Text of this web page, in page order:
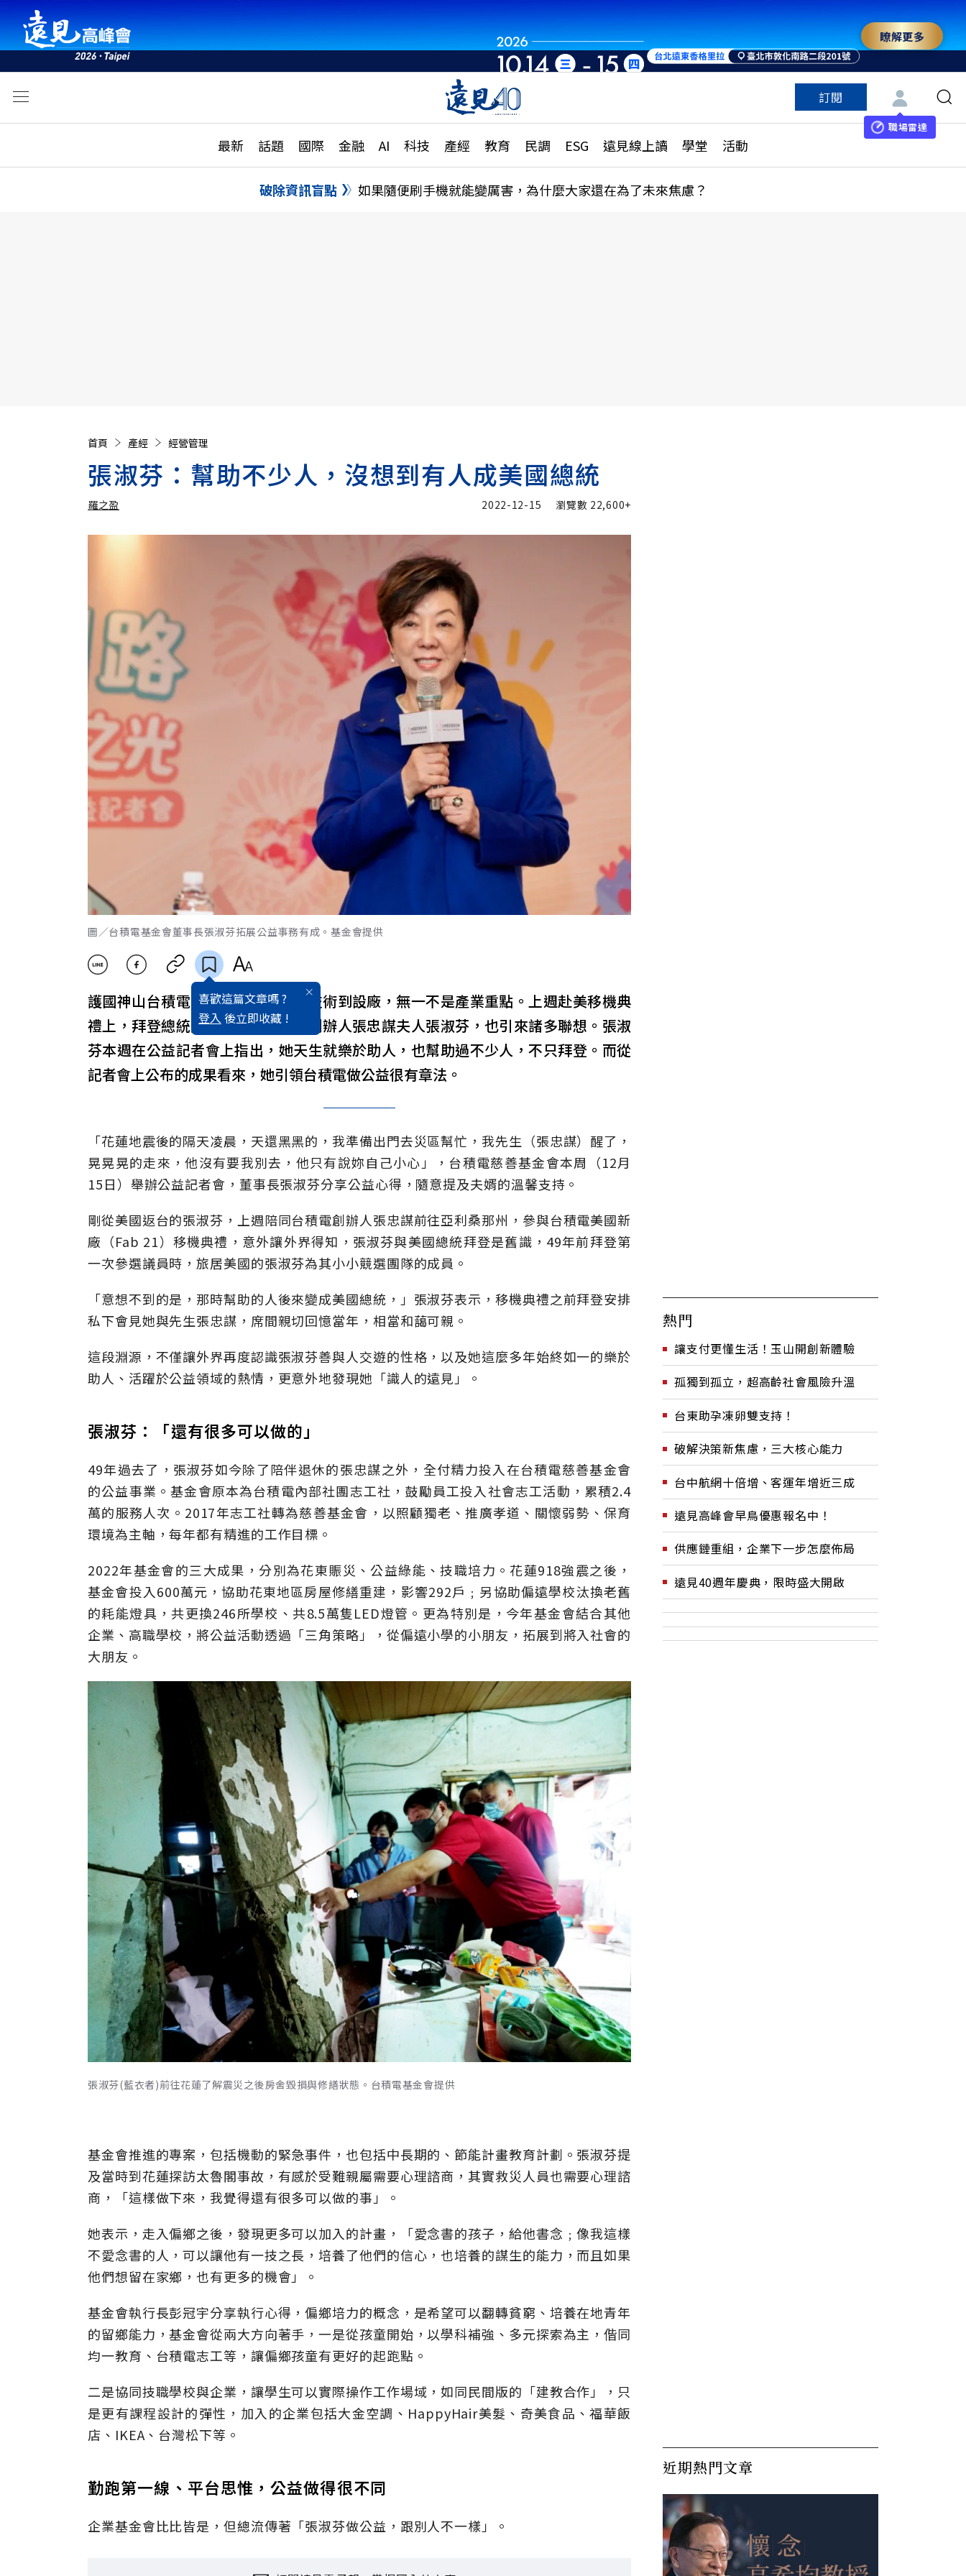
瞭解更多
訂閱
職場雷達
最新 話題 國際 金融 AI 科技 產經 教育 民調 ESG 遠見線上讀 學堂 活動
活動
話題
國際
特輯
大學升學、職涯攻略
縣市施政調查全解析
更多訂閱方案
特色頻道
破除資訊盲點 如果隨便刷手機就能變厲害，為什麼大家還在為了未來焦慮？
首頁 產經 經營管理
張淑芬：幫助不少人，沒想到有人成美國總統
羅之盈 2022-12-15 瀏覽數 22,600+
圖／台積電基金會董事長張淑芬拓展公益事務有成。基金會提供
喜歡這篇文章嗎 ?
登入 後立即收藏 !
護國神山台積電每天話題滿滿，從技術到設廠，無一不是產業重點。上週赴美移機典
禮上，拜登總統竟發言感謝台積電創辦人張忠謀夫人張淑芬，也引來諸多聯想。張淑
芬本週在公益記者會上指出，她天生就樂於助人，也幫助過不少人，不只拜登。而從
記者會上公布的成果看來，她引領台積電做公益很有章法。
「花蓮地震後的隔天凌晨，天還黑黑的，我準備出門去災區幫忙，我先生（張忠謀）醒了，
晃晃晃的走來，他沒有要我別去，他只有說妳自己小心」，台積電慈善基金會本周（12月
15日）舉辦公益記者會，董事長張淑芬分享公益心得，隨意提及夫婿的溫馨支持。
剛從美國返台的張淑芬，上週陪同台積電創辦人張忠謀前往亞利桑那州，參與台積電美國新
廠（Fab 21）移機典禮，意外讓外界得知，張淑芬與美國總統拜登是舊識，49年前拜登第
一次參選議員時，旅居美國的張淑芬為其小小競選團隊的成員。
「意想不到的是，那時幫助的人後來變成美國總統，」張淑芬表示，移機典禮之前拜登安排
私下會見她與先生張忠謀，席間親切回憶當年，相當和藹可親。
這段淵源，不僅讓外界再度認識張淑芬善與人交遊的性格，以及她這麼多年始終如一的樂於
助人、活躍於公益領域的熱情，更意外地發現她「識人的遠見」。
張淑芬：「還有很多可以做的」
49年過去了，張淑芬如今除了陪伴退休的張忠謀之外，全付精力投入在台積電慈善基金會
的公益事業。基金會原本為台積電內部社團志工社，鼓勵員工投入社會志工活動，累積2.4
萬的服務人次。2017年志工社轉為慈善基金會，以照顧獨老、推廣孝道、關懷弱勢、保育
環境為主軸，每年都有精進的工作目標。
2022年基金會的三大成果，分別為花東賑災、公益綠能、技職培力。花蓮918強震之後，
基金會投入600萬元，協助花東地區房屋修繕重建，影響292戶﹔另協助偏遠學校汰換老舊
的耗能燈具，共更換246所學校、共8.5萬隻LED燈管。更為特別是，今年基金會結合其他
企業、高職學校，將公益活動透過「三角策略」，從偏遠小學的小朋友，拓展到將入社會的
大朋友。
張淑芬(藍衣者)前往花蓮了解震災之後房舍毀損與修繕狀態。台積電基金會提供
基金會推進的專案，包括機動的緊急事件，也包括中長期的、節能計畫教育計劃。張淑芬提
及當時到花蓮探訪太魯閣事故，有感於受難親屬需要心理諮商，其實救災人員也需要心理諮
商，「這樣做下來，我覺得還有很多可以做的事」。
她表示，走入偏鄉之後，發現更多可以加入的計畫，「愛念書的孩子，給他書念﹔像我這樣
不愛念書的人，可以讓他有一技之長，培養了他們的信心，也培養的謀生的能力，而且如果
他們想留在家鄉，也有更多的機會」。
基金會執行長彭冠宇分享執行心得，偏鄉培力的概念，是希望可以翻轉貧窮、培養在地青年
的留鄉能力，基金會從兩大方向著手，一是從孩童開始，以學科補強、多元探索為主，偕同
均一教育、台積電志工等，讓偏鄉孩童有更好的起跑點。
二是協同技職學校與企業，讓學生可以實際操作工作場域，如同民間版的「建教合作」，只
是更有課程設計的彈性，加入的企業包括大金空調、HappyHair美髮、奇美食品、福華飯
店、IKEA、台灣松下等。
勤跑第一線、平台思惟，公益做得很不同
企業基金會比比皆是，但總流傳著「張淑芬做公益，跟別人不一樣」。
熱門
讓支付更懂生活！玉山開創新體驗
孤獨到孤立，超高齡社會風險升溫
台東助孕凍卵雙支持！
破解決策新焦慮，三大核心能力
台中航網十倍增、客運年增近三成
遠見高峰會早鳥優惠報名中！
供應鏈重組，企業下一步怎麼佈局
遠見40週年慶典，限時盛大開啟
近期熱門文章